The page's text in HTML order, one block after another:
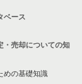
ベース
・売却についての知
めの基礎知識